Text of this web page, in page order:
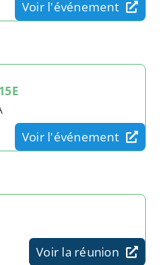
Voir l'événement
Voir l'événement
Voir la réunion